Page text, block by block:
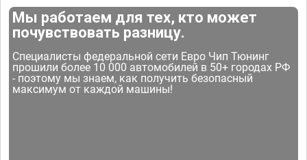
Мы работаем для тех, кто может
почувствовать разницу.
Специалисты федеральной сети Евро Чип Тюнинг
прошили более 10 000 автомобилей в 50+ городах РФ
- поэтому мы знаем, как получить безопасный
максимум от каждой машины!